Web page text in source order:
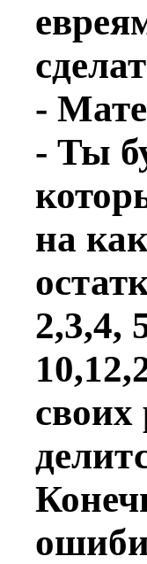
-
- Ты
на
2,3,4,
своих